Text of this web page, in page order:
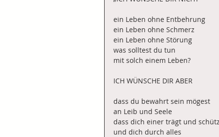
ein Leben ohne Entbehrung
ein Leben ohne Schmerz
ein Leben ohne Störung
was solltest du tun
mit solch einem Leben?
ICH WÜNSCHE DIR ABER
dass du bewahrt sein mögest
an Leib und Seele
dass dich einer trägt und
und dich durch alles